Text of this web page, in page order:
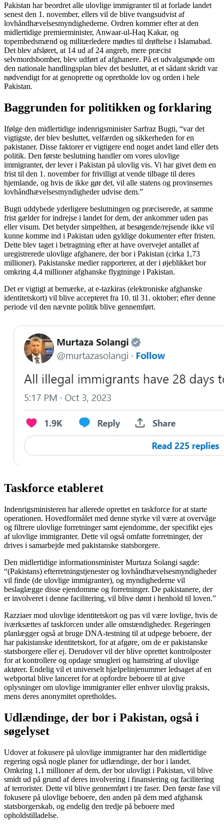
Pakistan har beordret alle ulovlige immigranter til at forlade landet
senest den 1. november, ellers vil de blive tvangsudvist af
lovhåndhævelsesmyndighederne. Ordren kommer efter at den
midlertidige premierminister, Anwaar-ul-Haq Kakar, og
topembedsmænd og militærledere mødtes til drøftelse i Islamabad.
Det blev afsløret, at 14 ud af 24 angreb, mere præcist
selvmordsbomber, blev udført af afghanere. På et udvalgsmøde om
den nationale handlingsplan blev det besluttet, at et sådant skridt var
nødvendigt for at genoprette og opretholde lov og orden i hele
Pakistan.
Baggrunden for politikken og forklaring
Ifølge den midlertidige indenrigsminister Sarfraz Bugti, “var det
vigtigste, der blev besluttet, velfærden og sikkerheden for en
pakistaner. Disse faktorer er vigtigere end noget andet land eller dets
politik. Den første beslutning handler om vores ulovlige
immigranter, der lever i Pakistan på ulovlig vis. Vi har givet dem en
frist til den 1. november for frivilligt at vende tilbage til deres
hjemlande, og hvis de ikke gør det, vil alle statens og provinsernes
lovhåndhævelsesmyndigheder udvise dem.”
Bugti uddybede yderligere beslutningen og præciserede, at samme
frist gælder for indrejse i landet for dem, der ankommer uden pas
eller visum. Det betyder simpelthen, at besøgende/rejsende ikke vil
kunne komme ind i Pakistan uden gyldige dokumenter efter fristen.
Dette blev taget i betragtning efter at have overvejet antallet af
uregistrerede ulovlige afghanere, der bor i Pakistan (cirka 1,73
millioner). Pakistanske medier rapporterer, at der i øjeblikket bor
omkring 4,4 millioner afghanske flygtninge i Pakistan.
Det er vigtigt at bemærke, at e-tazkiras (elektroniske afghanske
identitetskort) vil blive accepteret fra 10. til 31. oktober; efter denne
periode vil den nævnte politik blive gennemført.
Taskforce etableret
Indenrigsministeren har allerede oprettet en taskforce for at starte
operationen. Hovedformålet med denne styrke vil være at overvåge
og filtrere ulovlige forretninger samt ejendomme, der specifikt ejes
af ulovlige immigranter. Dette vil også omfatte forretninger, der
drives i samarbejde med pakistanske statsborgere.
Den midlertidige informationsminister Murtaza Solangi sagde:
“(Pakistans) efterretningstjenester og lovhåndhævelsesmyndigheder
vil finde (de ulovlige immigranter), og myndighederne vil
beslaglægge disse ejendomme og forretninger. De pakistanere, der
er involveret i denne facilitering, vil blive dømt i henhold til loven.”
Razziaer mod ulovlige identitetskort og pas vil være lovlige, hvis de
iværksættes af taskforcen under alle omstændigheder. Regeringen
planlægger også at bruge DNA-testning til at udpege beboere, der
har pakistanske identitetskort, for at afgøre, om de er pakistanske
statsborgere eller ej. Derudover vil der blive oprettet kontrolposter
for at kontrollere og opdage smugleri og hamstring af ulovlige
aktører. Endelig vil et universelt hjælpelinjenummer ledsaget af en
webportal blive lanceret for at opfordre beboere til at give
oplysninger om ulovlige immigranter eller enhver ulovlig praksis,
mens deres anonymitet opretholdes.
Udlændinge, der bor i Pakistan, også i
søgelyset
Udover at fokusere på ulovlige immigranter har den midlertidige
regering også nogle planer for udlændinge, der bor i landet.
Omkring 1,1 millioner af dem, der bor ulovligt i Pakistan, vil blive
smidt ud på grund af deres involvering i finansiering og facilitering
af terrorister. Dette vil blive gennemført i tre faser. Den første fase vil
fokusere på ulovlige beboere, den anden på dem med afghansk
statsborgerskab, og endelig den tredje på beboere med
opholdstilladelse.